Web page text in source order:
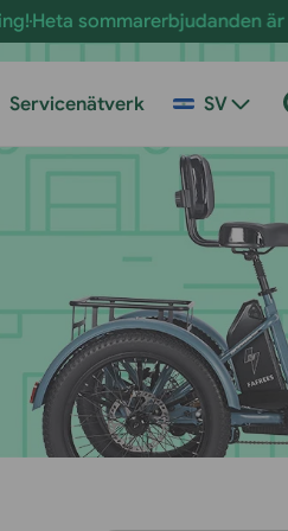
är här ☀️
Servicenätverk SV